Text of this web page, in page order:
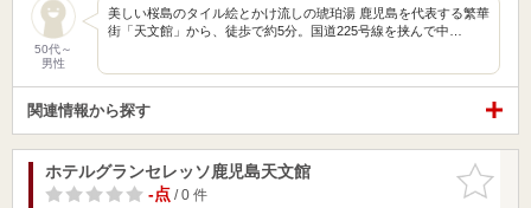
50代～
男性
美しい桜島のタイル絵とかけ流しの琥珀湯 鹿児島を代表する繁華
街「天文館」から、徒歩で約5分。国道225号線を挟んで中…
関連情報から探す
お気に入
りに追加
ホテルグランセレッソ鹿児島天文館
-点/ 0 件